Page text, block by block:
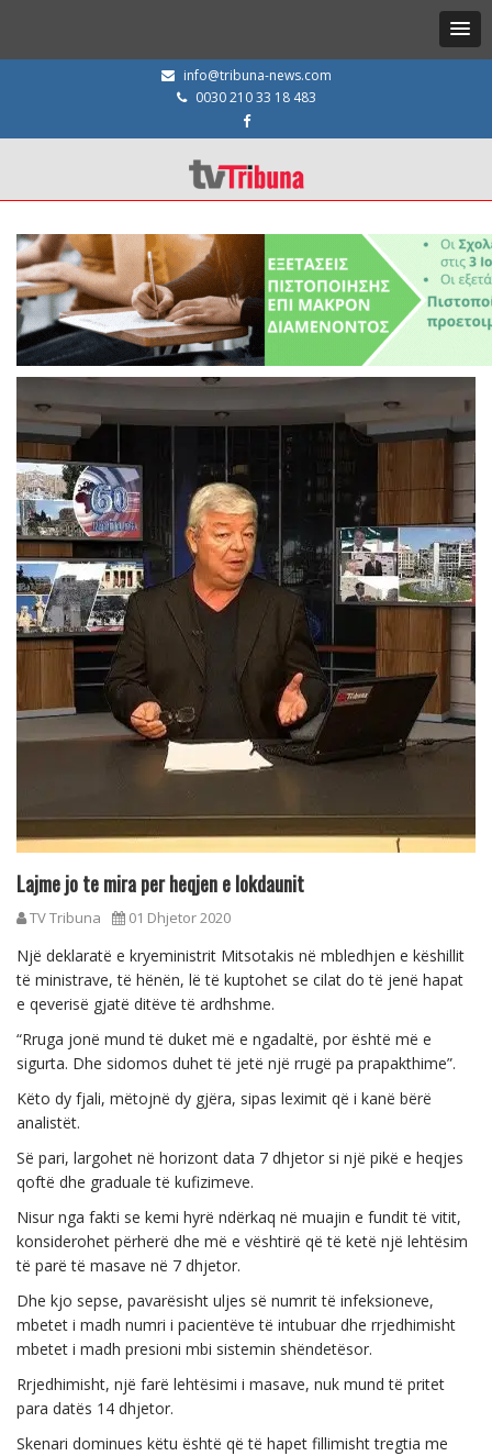
info@tribuna-news.com
0030 210 33 18 483
Lajme jo te mira per heqjen e lokdaunit
TV Tribuna 01 Dhjetor 2020
Një deklaratë e kryeministrit Mitsotakis në mbledhjen e këshillit
të ministrave, të hënën, lë të kuptohet se cilat do të jenë hapat
e qeverisë gjatë ditëve të ardhshme.
“Rruga jonë mund të duket më e ngadaltë, por është më e
sigurta. Dhe sidomos duhet të jetë një rrugë pa prapakthime”.
Këto dy fjali, mëtojnë dy gjëra, sipas leximit që i kanë bërë
analistët.
Së pari, largohet në horizont data 7 dhjetor si një pikë e heqjes
qoftë dhe graduale të kufizimeve.
Nisur nga fakti se kemi hyrë ndërkaq në muajin e fundit të vitit,
konsiderohet përherë dhe më e vështirë që të ketë një lehtësim
të parë të masave në 7 dhjetor.
Dhe kjo sepse, pavarësisht uljes së numrit të infeksioneve,
mbetet i madh numri i pacientëve të intubuar dhe rrjedhimisht
mbetet i madh presioni mbi sistemin shëndetësor.
Rrjedhimisht, një farë lehtësimi i masave, nuk mund të pritet
para datës 14 dhjetor.
Skenari dominues këtu është që të hapet fillimisht tregtia me